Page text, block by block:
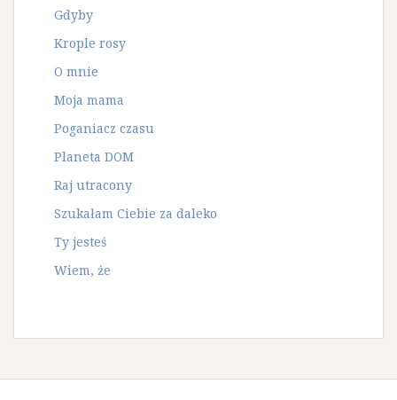
Gdyby
Krople rosy
O mnie
Moja mama
Poganiacz czasu
Planeta DOM
Raj utracony
Szukałam Ciebie za daleko
Ty jesteś
Wiem, że